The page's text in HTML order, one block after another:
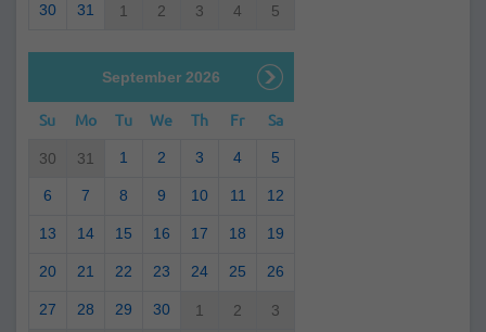
30 31 1 2 3 4 5
September 2026
Su Mo Tu We Th Fr Sa
30 31 1 2 3 4 5
6 7 8 9 10 11 12
13 14 15 16 17 18 19
20 21 22 23 24 25 26
27 28 29 30 1 2 3